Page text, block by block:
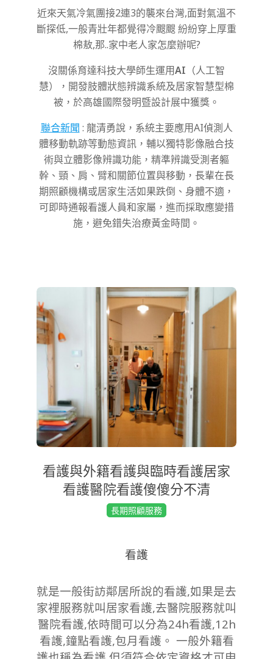
29
近來天氣冷氣團接2連3的襲來台灣,面對氣溫不
斷探低,一般青壯年都覺得冷颼颼 紛紛穿上厚重
棉敖,那..家中老人家怎麼辦呢?
沒關係育達科技大學師生運用AI （人工智
慧），開發肢體狀態辨識系統及居家智慧型棉
被，於高雄國際發明暨設計展中獲獎。
聯合新聞 : 龍清勇說，系統主要應用AI偵測人
體移動軌跡等動態資訊，輔以獨特影像融合技
術與立體影像辨識功能，精準辨識受測者軀
幹、頸、肩、臂和關節位置與移動，長輩在長
期照顧機構或居家生活如果跌倒、身體不適，
可即時通報看護人員和家屬，進而採取應變措
施，避免錯失治療黃金時間。
看護與外籍看護與臨時看護居家
看護醫院看護傻傻分不清
長期照顧服務
看護
就是一般街訪鄰居所說的看護,如果是去
家裡服務就叫居家看護,去醫院服務就叫
醫院看護,依時間可以分為24h看護,12h
看護,鐘點看護,包月看護。 一般外籍看